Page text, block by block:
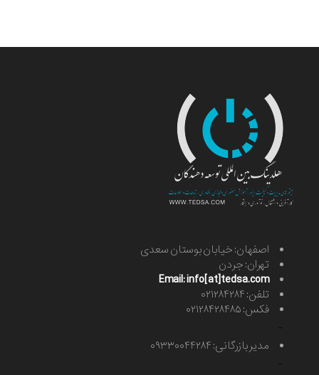
اصفهان: خیابان بوستان سعدی
تهران: جردن
Email: info[at]tedsa.com
تلفن: ۰۲۱۲۸۴۲۸۴
فکس: ۰۲۱۲۸۴۲۸۴۸۵
مدیر بازرگانی: ۰۹۳۳۰۰۴۴۲۸۴